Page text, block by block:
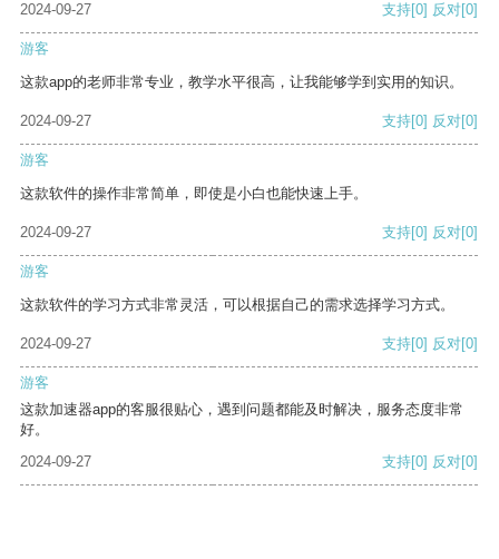
2024-09-27
支持[0] 反对[0]
游客
这款app的老师非常专业，教学水平很高，让我能够学到实用的知识。
2024-09-27 支持[0] 反对[0]
游客
这款软件的操作非常简单，即使是小白也能快速上手。
2024-09-27 支持[0] 反对[0]
游客
这款软件的学习方式非常灵活，可以根据自己的需求选择学习方式。
2024-09-27 支持[0] 反对[0]
游客
这款加速器app的客服很贴心，遇到问题都能及时解决，服务态度非常
好。
2024-09-27
支持[0] 反对[0]